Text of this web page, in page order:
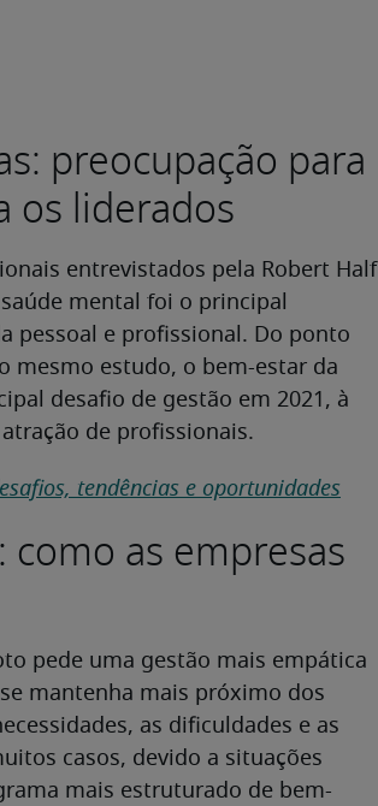
preocupação para
os liderados
entrevistados pela Robert Half
mental foi o principal
pessoal e profissional. Do ponto
mesmo estudo, o bem-estar da
desafio de gestão em 2021, à
de profissionais.
tendências e oportunidades
as empresas
pede uma gestão mais empática
mantenha mais próximo dos
as dificuldades e as
casos, devido a situações
mais estruturado de bem-